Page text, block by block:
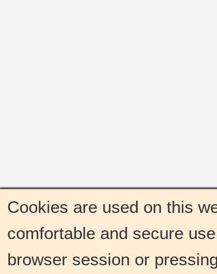
Cookies are used on this
comfortable and secure
browser session or